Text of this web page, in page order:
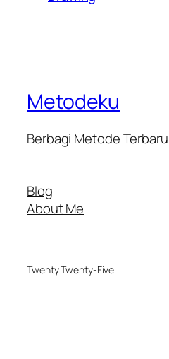
Metodeku
Berbagi Metode
Blog
About Me
Twenty Twenty-Five